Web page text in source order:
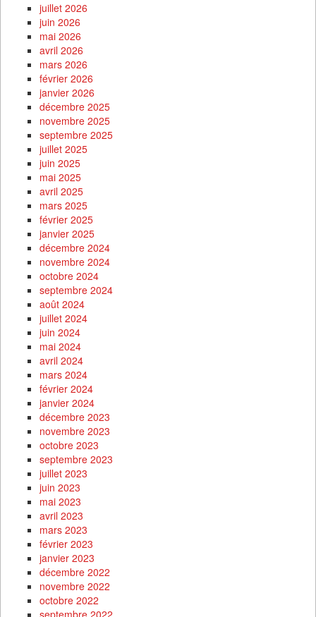
juillet 2026
juin 2026
mai 2026
avril 2026
mars 2026
février 2026
janvier 2026
décembre 2025
novembre 2025
septembre 2025
juillet 2025
juin 2025
mai 2025
avril 2025
mars 2025
février 2025
janvier 2025
décembre 2024
novembre 2024
octobre 2024
septembre 2024
août 2024
juillet 2024
juin 2024
mai 2024
avril 2024
mars 2024
février 2024
janvier 2024
décembre 2023
novembre 2023
octobre 2023
septembre 2023
juillet 2023
juin 2023
mai 2023
avril 2023
mars 2023
février 2023
janvier 2023
décembre 2022
novembre 2022
octobre 2022
septembre 2022